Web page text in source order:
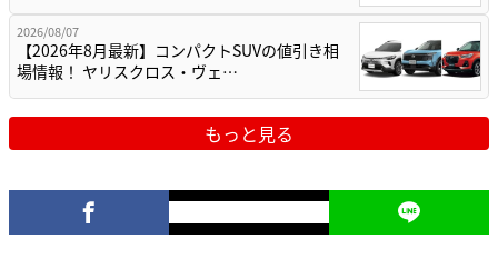
2026/08/07
【2026年8月最新】コンパクトSUVの値引き相
場情報！ ヤリスクロス・ヴェ…
もっと見る